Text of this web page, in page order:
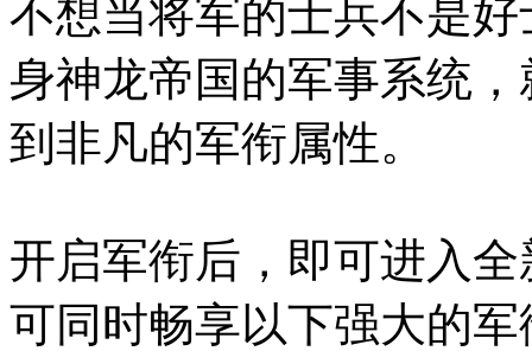
不想当将军的士兵不是
身神龙帝国的军事系统
到非凡的军衔属性。
开启军衔后，即可进入
可同时畅享以下强大的